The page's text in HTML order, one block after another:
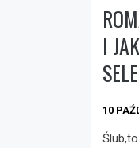
I
10